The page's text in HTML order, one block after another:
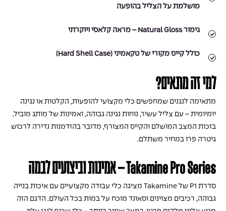
מושלמת על הצליל בהופעה
גימור Natural Gloss – מראה קלאסי ויוקרתי
כולל קייס מקורי של טקאמיני (Hard Shell Case)
למי זה מתאים?
מתאימה לנגנים שמחפשים כלי מקצועי להופעות, הקלטות או נגינה
יומיומית – עם צליל עשיר, נוחות נגינה גבוהה, ואמינות של מותג מוביל.
בזכות המצב המושלם והקייס המצורף, מדובר בהזדמנות נדירה לרכוש
גיטרה פרו במחיר משתלם.
Takamine Pro Series – אמינות וביצועים לבמה
סדרת P1 של Takamine מציגה כלי עבודה מקצועיים עם איכות בנייה
גבוהה, רכיבים מצוינים וסאונד מוכח על במות בכל העולם. הדגם הזה